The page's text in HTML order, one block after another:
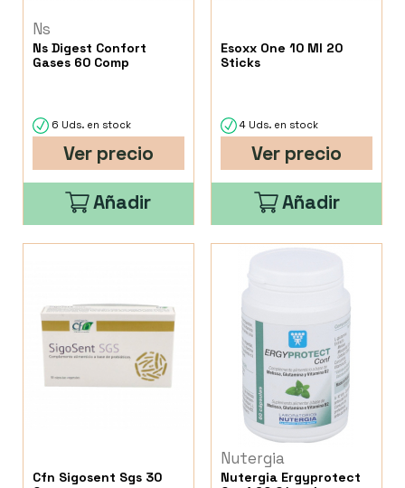
Ns
Ns Digest Confort
Gases 60 Comp
6 Uds. en stock
Ver precio
Añadir
Esoxx One 10 Ml 20
Sticks
4 Uds. en stock
Ver precio
Añadir
Cfn Sigosent Sgs 30
Nutergia
Nutergia Ergyprotect